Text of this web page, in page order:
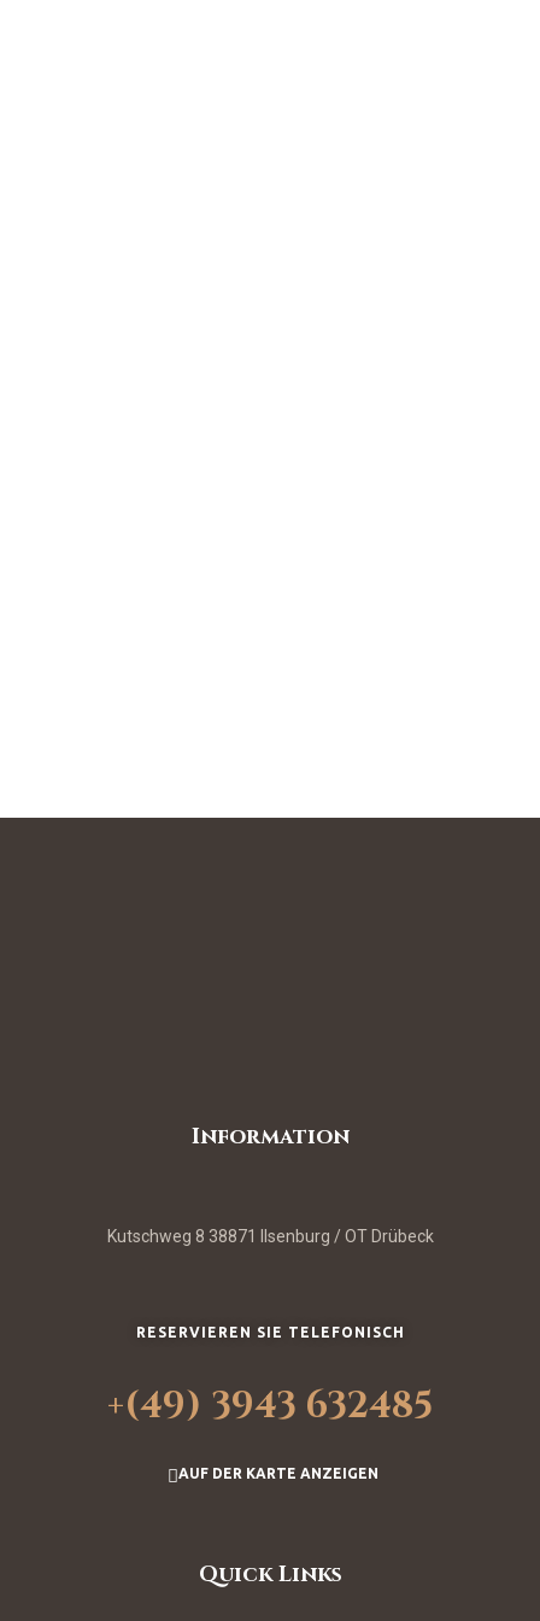
Information
Kutschweg 8 38871 Ilsenburg / OT Drübeck
RESERVIEREN SIE TELEFONISCH
+(49) 3943 632485
AUF DER KARTE ANZEIGEN
Quick Links